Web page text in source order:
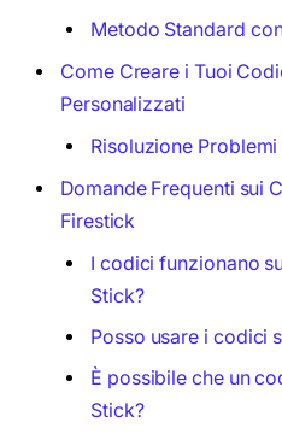
Metodo Standard
Come Creare i Tuoi
Personalizzati
Risoluzione
Domande Frequenti sui
Firestick
I codici funzionano
Stick?
Posso usare i codici
È possibile che un
Stick?